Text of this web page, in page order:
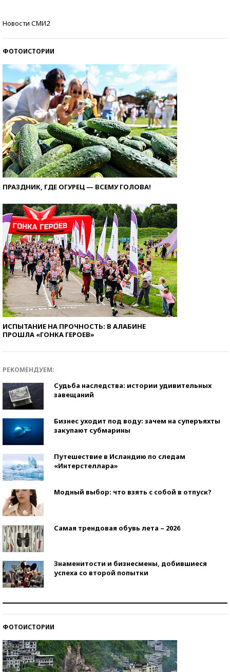
Новости СМИ2
ФОТОИСТОРИИ
ПРАЗДНИК, ГДЕ ОГУРЕЦ — ВСЕМУ ГОЛОВА!
ИСПЫТАНИЕ НА ПРОЧНОСТЬ: В АЛАБИНЕ
ПРОШЛА «ГОНКА ГЕРОЕВ»
РЕКОМЕНДУЕМ:
Судьба наследства: истории удивительных
завещаний
Бизнес уходит под воду: зачем на суперъяхты
закупают субмарины
Путешествие в Исландию по следам
«Интерстеллара»
Модный выбор: что взять с собой в отпуск?
Самая трендовая обувь лета – 2026
Знаменитости и бизнесмены, добившиеся
успеха со второй попытки
ФОТОИСТОРИИ